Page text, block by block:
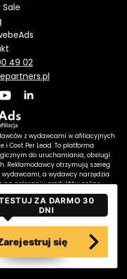
49 02
z wydawcami w afiliacyjnych
i Cost Per Lead. To platforma
do uruchamiania, obsługi
Reklamodawcy otrzymują szereg
a wydawcy narzędzia
polecaniu produktów online.
prowadzonym przez
we Wrocławiu, VI Wydział
numer KRS 0000630899, NIP
zakładowy 500.000 PLN
ZA DARMO 30
DNI
się